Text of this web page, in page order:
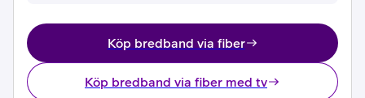
Upp- och nedladdningshastighet 150-150 Mbit/s.
Köp bredband via fiber
Köp bredband via fiber med tv